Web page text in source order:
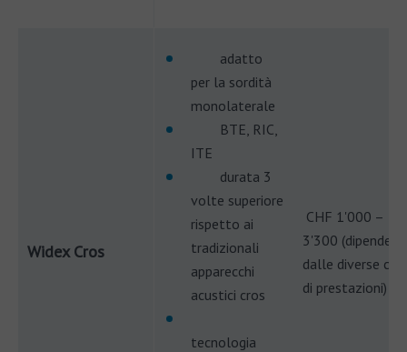
Widex Cros
adatto
per la sordità
monolaterale
BTE, RIC,
ITE
durata 3
volte superiore
rispetto ai
tradizionali
apparecchi
acustici cros
tecnologia
CHF 1'000 –
3'300 (dipende
dalle diverse
di prestazioni)